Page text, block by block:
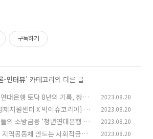
구독하기
·인터뷰' 카테고리의 다른 글
대은행 토닥 8년의 기록, 청년
없었다 (0)
2023.08.20
지원센터 X 빅이슈코리아] 청
이자 대출받는 법 (0)
2023.08.20
의 소방금융 ‘청년연대은행 토
2023.08.20
역공동체 만드는 사회적금융 2023.08.20